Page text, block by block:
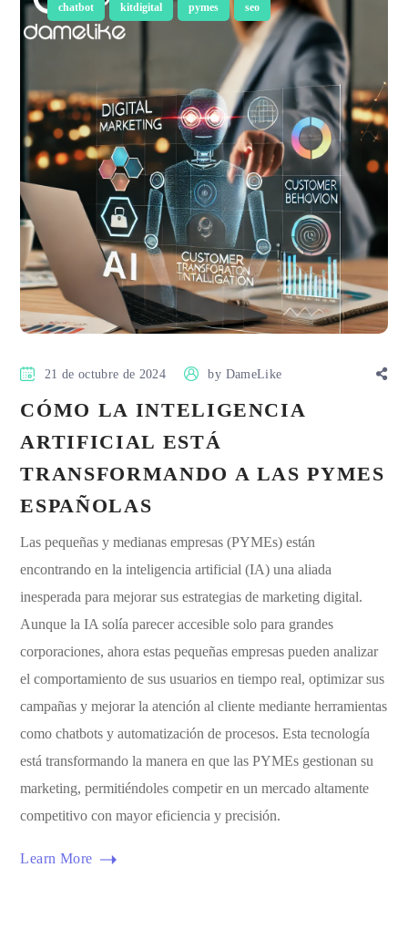
chatbot kitdigital pymes seo
21 de octubre de 2024 by DameLike
CÓMO LA INTELIGENCIA
ARTIFICIAL ESTÁ
TRANSFORMANDO A LAS PYMES
ESPAÑOLAS
Las pequeñas y medianas empresas (PYMEs) están
encontrando en la inteligencia artificial (IA) una aliada
inesperada para mejorar sus estrategias de marketing digital.
Aunque la IA solía parecer accesible solo para grandes
corporaciones, ahora estas pequeñas empresas pueden analizar
el comportamiento de sus usuarios en tiempo real, optimizar sus
campañas y mejorar la atención al cliente mediante herramientas
como chatbots y automatización de procesos. Esta tecnología
está transformando la manera en que las PYMEs gestionan su
marketing, permitiéndoles competir en un mercado altamente
competitivo con mayor eficiencia y precisión.
Learn More